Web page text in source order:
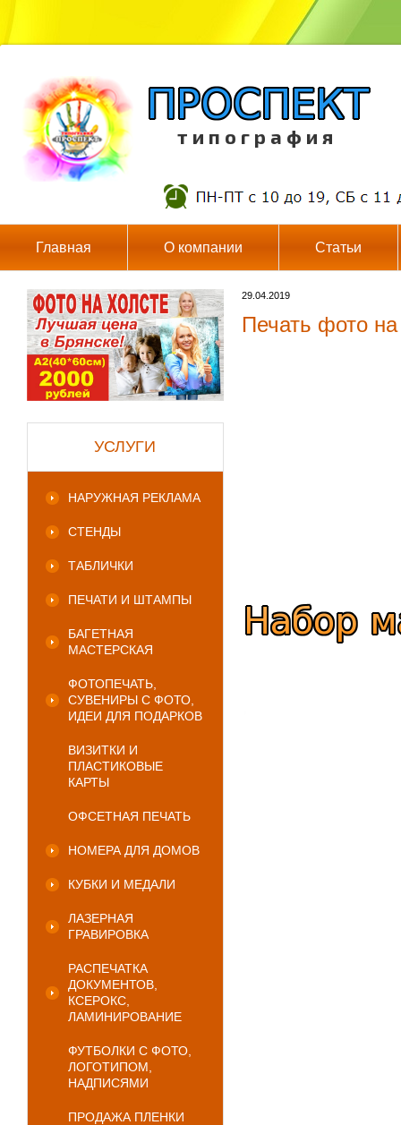
т и п о г р а ф и я
Главная О компании Статьи
УСЛУГИ
НАРУЖНАЯ РЕКЛАМА
СТЕНДЫ
ТАБЛИЧКИ
ПЕЧАТИ И ШТАМПЫ
БАГЕТНАЯ
МАСТЕРСКАЯ
ФОТОПЕЧАТЬ,
СУВЕНИРЫ С ФОТО,
ИДЕИ ДЛЯ ПОДАРКОВ
ВИЗИТКИ И
ПЛАСТИКОВЫЕ
КАРТЫ
ОФСЕТНАЯ ПЕЧАТЬ
НОМЕРА ДЛЯ ДОМОВ
КУБКИ И МЕДАЛИ
ЛАЗЕРНАЯ
ГРАВИРОВКА
РАСПЕЧАТКА
ДОКУМЕНТОВ,
КСЕРОКС,
ЛАМИНИРОВАНИЕ
ФУТБОЛКИ С ФОТО,
ЛОГОТИПОМ,
НАДПИСЯМИ
ПРОДАЖА ПЛЕНКИ
29.04.2019
Печать фото